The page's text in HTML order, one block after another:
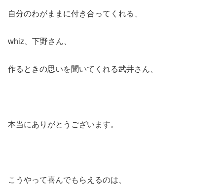
自分のわがままに付き合ってくれる、
whiz、下野さん、
作るときの思いを聞いてくれる武井さん、
本当にありがとうございます。
こうやって喜んでもらえるのは、